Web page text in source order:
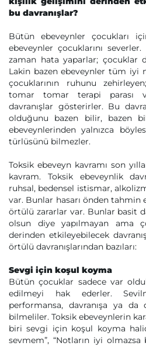
bu davranışlar?
Bütün ebeveynler çocukları
ebeveynler çocuklarını
zaman hata yaparlar; çocuklar
Lakin bazen ebeveynler tüm iyi
çocuklarının ruhunu
tomar tomar terapi parası
davranışlar gösterirler. Bu
olduğunu bazen bilir, bazen
ebeveynlerinden yalnızca
türlüsünü bilmezler.
Toksik ebeveyn kavramı son
kavram. Toksik ebeveynlik
ruhsal, bedensel istismar,
var. Bunlar hasarı önden tahmin
örtülü zararlar var. Bunlar basit
olsun diye yapılmayan ama
derinden etkileyebilecek
örtülü davranışlarından bazıları:
Sevgi için koşul koyma
Bütün çocuklar sadece var
edilmeyi hak ederler.
performansa, davranışa ya da
bilmeliler. Toksik ebeveynlerin
biri sevgi için koşul koyma
sevmem”, “Notların iyi